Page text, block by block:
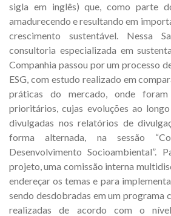
sigla em inglês) que, como parte
amadurecendo e resultando em
crescimento sustentável. Nessa
consultoria especializada em
Companhia passou por um processo
ESG, com estudo realizado em
práticas do mercado, onde foram
prioritários, cujas evoluções ao
divulgadas nos relatórios de
forma alternada, na sessão
Desenvolvimento Socioambiental”.
projeto, uma comissão interna
endereçar os temas e para
sendo desdobradas em um programa
realizadas de acordo com o